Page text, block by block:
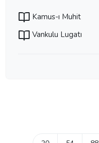
Kamus-ı Muhit
Vankulu Lugatı